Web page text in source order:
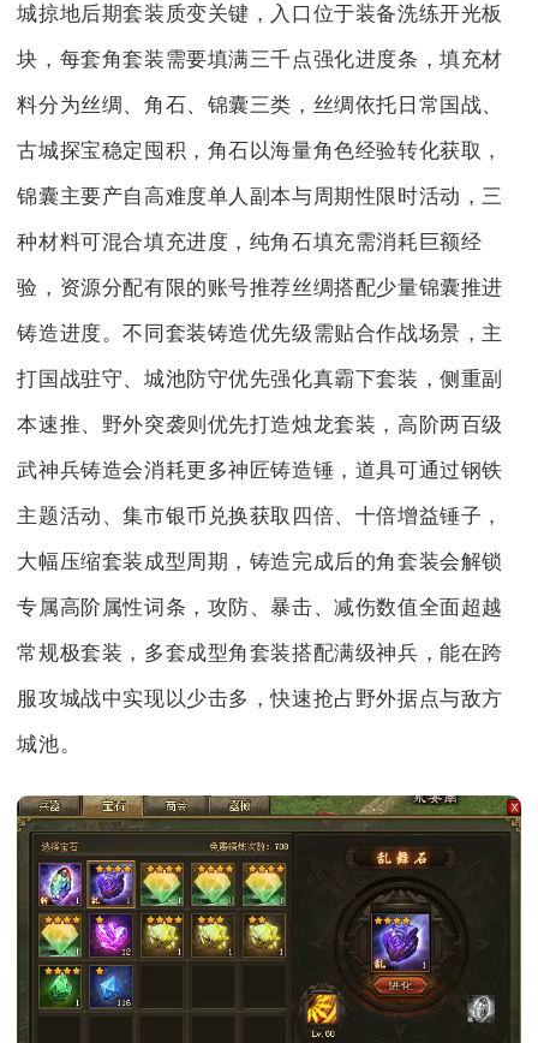
城掠地后期套装质变关键，入口位于装备洗练开光板
块，每套角套装需要填满三千点强化进度条，填充材
料分为丝绸、角石、锦囊三类，丝绸依托日常国战、
古城探宝稳定囤积，角石以海量角色经验转化获取，
锦囊主要产自高难度单人副本与周期性限时活动，三
种材料可混合填充进度，纯角石填充需消耗巨额经
验，资源分配有限的账号推荐丝绸搭配少量锦囊推进
铸造进度。不同套装铸造优先级需贴合作战场景，主
打国战驻守、城池防守优先强化真霸下套装，侧重副
本速推、野外突袭则优先打造烛龙套装，高阶两百级
武神兵铸造会消耗更多神匠铸造锤，道具可通过钢铁
主题活动、集市银币兑换获取四倍、十倍增益锤子，
大幅压缩套装成型周期，铸造完成后的角套装会解锁
专属高阶属性词条，攻防、暴击、减伤数值全面超越
常规极套装，多套成型角套装搭配满级神兵，能在跨
服攻城战中实现以少击多，快速抢占野外据点与敌方
城池。